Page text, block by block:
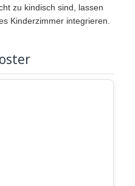
zu kindisch sind, lassen
Kinderzimmer integrieren.